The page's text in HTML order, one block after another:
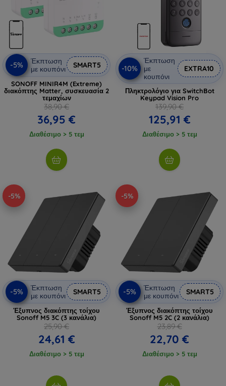
-5%
Έκπτωση
με κουπόνι
SMART5
SONOFF MINIR4M (Extreme)
διακόπτης Matter, συσκευασία 2
τεμαχίων
38,90 €
36,95 €
Διαθέσιμο > 5 τεμ
-10%
Έκπτωση
με
κουπόνι
EXTRA10
Πληκτρολόγιο για SwitchBot
Keypad Vision Pro
139,90 €
125,91 €
Διαθέσιμο > 5 τεμ
-5%
-5%
Έκπτωση
με κουπόνι
SMART5
Έξυπνος διακόπτης τοίχου
Sonoff M5 3C (3 κανάλια)
25,90 €
24,61 €
Διαθέσιμο > 5 τεμ
-5%
-5%
Έκπτωση
με κουπόνι
SMART5
Έξυπνος διακόπτης τοίχου
Sonoff M5 2C (2 κανάλια)
23,89 €
22,70 €
Διαθέσιμο > 5 τεμ